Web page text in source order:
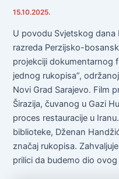
15.10.2025.
U povodu Svjetskog dana
razreda Perzijsko-
projekciji dokumentarnog
jednog rukopisa”,
Novi Grad Sarajevo. Film
Širazija, čuvanog u Gazi
proces restauracije u
biblioteke, Dženan
značaj rukopisa.
prilici da budemo dio